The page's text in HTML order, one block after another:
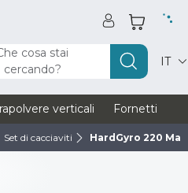
cosa stai
cercando?
IT
verticali Fornetti
Set di cacciaviti HardGyro 220